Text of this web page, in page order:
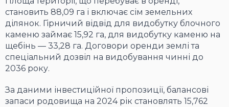
становить 88,09 га і включає сім земельних
ділянок. Гірничий відвід для видобутку блочного
каменю займає 15,92 га, для видобутку каменю на
щебінь — 33,28 га. Договори оренди землі та
спеціальний дозвіл на видобування чинні до
2036 року.
За даними інвестиційної пропозиції, балансові
запаси родовища на 2024 рік становлять 15,762